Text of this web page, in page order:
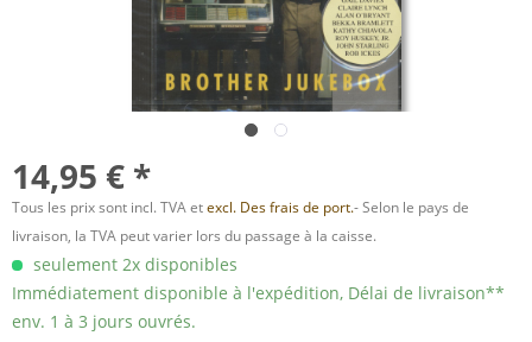
14,95 € *
Tous les prix sont incl. TVA etexcl. Des frais de port.- Selon le pays de
livraison, la TVA peut varier lors du passage à la caisse.
seulement 2x disponibles
Immédiatement disponible à l'expédition, Délai de livraison**
env. 1 à 3 jours ouvrés.